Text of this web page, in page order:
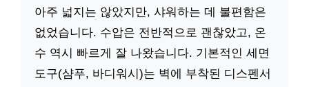
아주 넓지는 않았지만, 샤워하는 데 불편함은
없었습니다. 수압은 전반적으로 괜찮았고, 온
수 역시 빠르게 잘 나왔습니다. 기본적인 세면
도구(샴푸, 바디워시)는 벽에 부착된 디스펜서